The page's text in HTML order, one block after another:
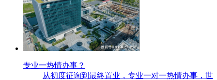
专业一热情办事？
从初度征询到最终置业，专业一对一热情办事，世